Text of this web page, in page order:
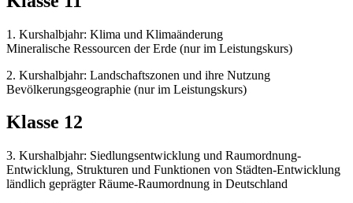
1. Kurshalbjahr: Klima und Klimaänderung
Mineralische Ressourcen der Erde (nur im Leistungskurs)
2. Kurshalbjahr: Landschaftszonen und ihre Nutzung
Bevölkerungsgeographie (nur im Leistungskurs)
Klasse 12
3. Kurshalbjahr: Siedlungsentwicklung und Raumordnung-
Entwicklung, Strukturen und Funktionen von Städten-Entwicklung
ländlich geprägter Räume-Raumordnung in Deutschland